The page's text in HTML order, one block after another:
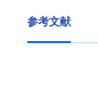
参考文献